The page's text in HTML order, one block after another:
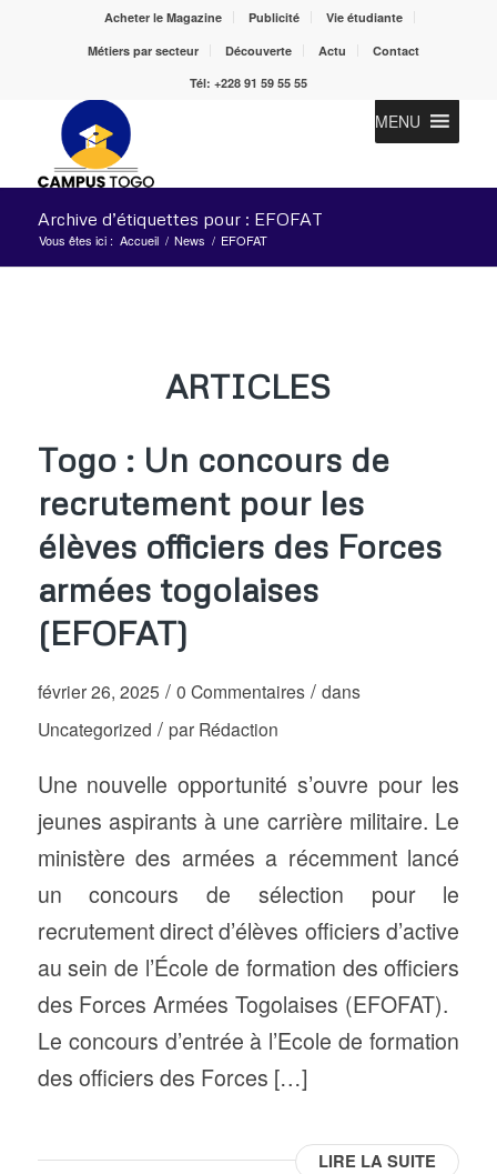
Acheter le Magazine Publicité
Vie étudiante
Métiers par secteur
Découverte Actu
Contact
Tél: +228 91 59 55 55
MENU
Archive d’étiquettes pour : EFOFAT
Vous êtes ici : Accueil / News / EFOFAT
ARTICLES
Togo : Un concours de
recrutement pour les
élèves officiers des Forces
armées togolaises
(EFOFAT)
février 26, 2025 / 0 Commentaires / dans
Uncategorized / par Rédaction
Une nouvelle opportunité s’ouvre pour les
jeunes aspirants à une carrière militaire. Le
ministère des armées a récemment lancé
un concours de sélection pour le
recrutement direct d’élèves officiers d’active
au sein de l’École de formation des officiers
des Forces Armées Togolaises (EFOFAT).
Le concours d’entrée à l’Ecole de formation
des officiers des Forces […]
LIRE LA SUITE